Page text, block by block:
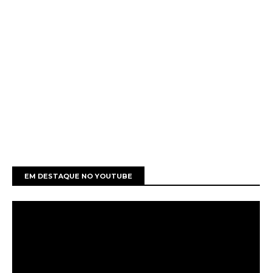
EM DESTAQUE NO YOUTUBE